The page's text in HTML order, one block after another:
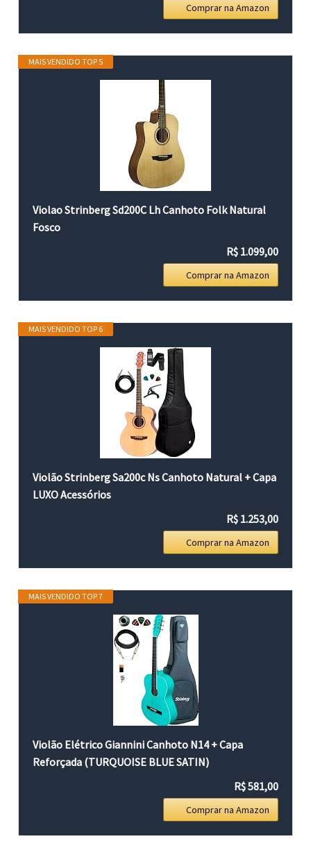
Comprar na Amazon
MAIS VENDIDO TOP 5
Violao Strinberg Sd200C Lh Canhoto Folk Natural
Fosco
R$ 1.099,00
Comprar na Amazon
MAIS VENDIDO TOP 6
Violão Strinberg Sa200c Ns Canhoto Natural + Capa
LUXO Acessórios
R$ 1.253,00
Comprar na Amazon
MAIS VENDIDO TOP 7
Violão Elétrico Giannini Canhoto N14 + Capa
Reforçada (TURQUOISE BLUE SATIN)
R$ 581,00
Comprar na Amazon